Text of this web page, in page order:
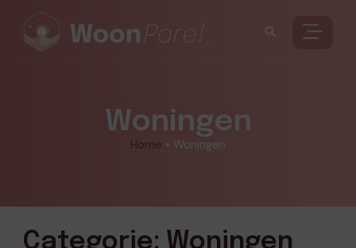
Woningen
Home • Woningen
Categorie: Woningen